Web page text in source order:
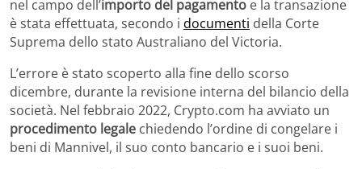
nel campo dell’importo del pagamento e la transazione
è stata effettuata, secondo i documenti della Corte
Suprema dello stato Australiano del Victoria.
L’errore è stato scoperto alla fine dello scorso
dicembre, durante la revisione interna del bilancio della
società. Nel febbraio 2022, Crypto.com ha avviato un
procedimento legale chiedendo l’ordine di congelare i
beni di Mannivel, il suo conto bancario e i suoi beni.